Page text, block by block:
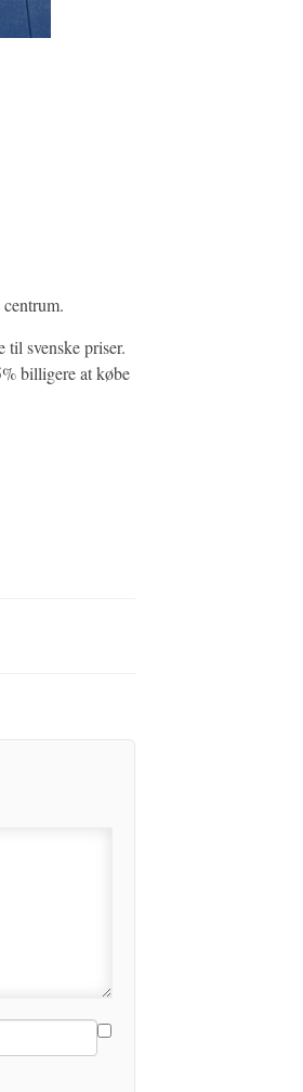
svenske priser.
billigere at købe